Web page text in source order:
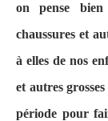
on pense bien
chaussures et
à elles de nos
et autres
période pour